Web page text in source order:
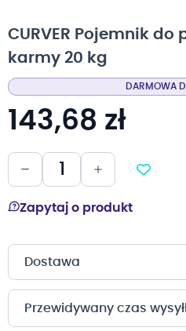
galerii
CURVER Pojemnik
karmy 20 kg
DARMOWA
143,68 zł
Zapytaj o produkt
Dostawa
Przewidywany czas